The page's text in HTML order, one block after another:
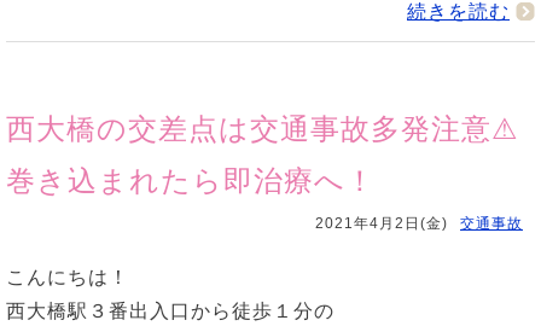
続きを読む
西大橋の交差点は交通事故多発注意⚠
巻き込まれたら即治療へ！
2021年4月2日(金) 交通事故
こんにちは！
西大橋駅３番出入口から徒歩１分の